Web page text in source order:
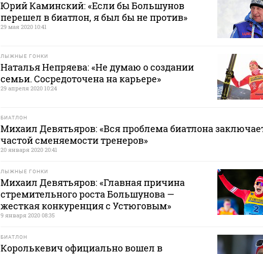
Юрий Каминский: «Если бы Большунов
перешел в биатлон, я был бы не против»
29 мая 2020 10:41
ЛЫЖНЫЕ ГОНКИ
Наталья Непряева: «Не думаю о создании
семьи. Сосредоточена на карьере»
29 апреля 2020 10:24
БИАТЛОН
Михаил Девятьяров: «Вся проблема биатлона
частой сменяемости тренеров»
20 января 2020 20:41
ЛЫЖНЫЕ ГОНКИ
Михаил Девятьяров: «Главная причина
стремительного роста Большунова —
жесткая конкуренция с Устюговым»
9 января 2020 08:35
БИАТЛОН
Королькевич официально вошел в